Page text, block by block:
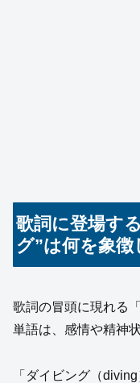
歌詞に登場す
グ”は何を象
歌詞の冒頭に現れる
単語は、感情や精神
「ダイビング（